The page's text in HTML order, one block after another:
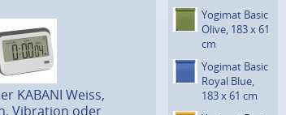
KABANI Weiss,
Vibration oder
Yogimat Basic
Olive, 183 x 61
cm
Yogimat Basic
Royal Blue,
183 x 61 cm